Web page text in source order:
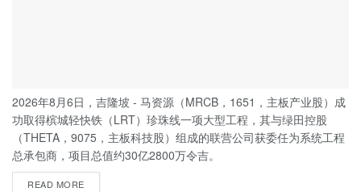
2026年8月6日，吉隆坡 - 马资源（MRCB，1651，主板产业股）成
功取得槟城轻快铁（LRT）珍珠线一项大型工程，其与绿田控股
（THETA，9075，主板科技股）组成的联营公司获委任为系统工程
总承包商，项目总值约30亿2800万令吉。
READ MORE